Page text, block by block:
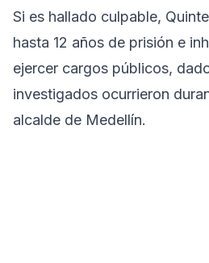
Si es hallado culpable,
hasta 12 años de prisión e
ejercer cargos públicos,
investigados ocurrieron
alcalde de Medellín.